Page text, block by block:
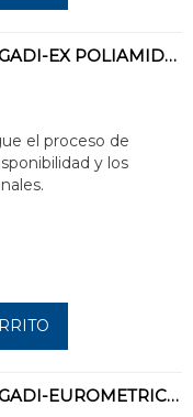
PRENSAESTOPAS GADI-EX POLIAMIDA M32x1,5 15-21mm NEGRO
el proceso de
y los
PRENSAESTOPAS GADI-EUROMETRIC M16 IP68 POLIAMIDA GRIS